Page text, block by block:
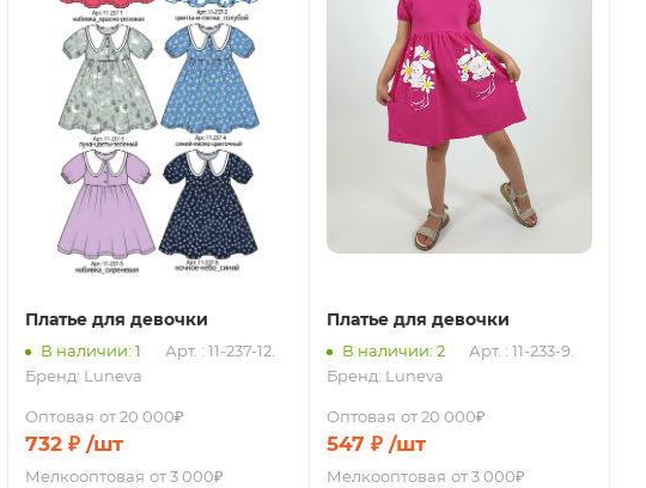
Платье для девочки
В наличии: 1
Арт. : 11-237-12.
Бренд: Luneva
Оптовая от 20 000₽
732 ₽ /шт
Мелкооптовая от 3 000₽
Платье для девочки
В наличии: 2
Арт. : 11-233-9.
Бренд: Luneva
Оптовая от 20 000₽
547 ₽ /шт
Мелкооптовая от 3 000₽